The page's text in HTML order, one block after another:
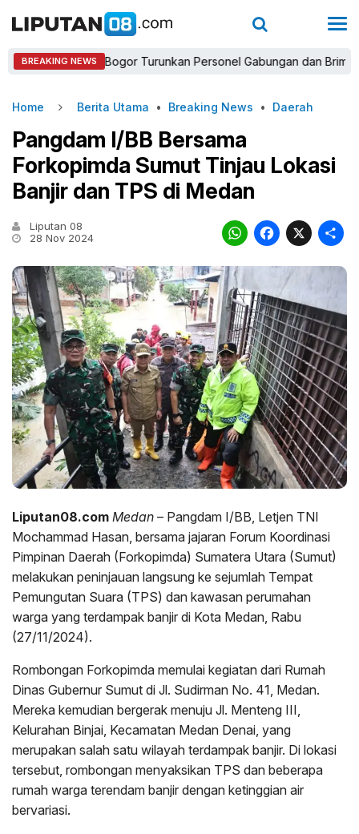
BREAKING NEWS
Kapolres Bogor Turunkan Personel Gabungan dan Brimob,
Home Berita Utama • Breaking News • Daerah
Pangdam I/BB Bersama
Forkopimda Sumut Tinjau Lokasi
Banjir dan TPS di Medan
Liputan 08
28 Nov 2024
X
Liputan08.com Medan – Pangdam I/BB, Letjen TNI
Mochammad Hasan, bersama jajaran Forum Koordinasi
Pimpinan Daerah (Forkopimda) Sumatera Utara (Sumut)
melakukan peninjauan langsung ke sejumlah Tempat
Pemungutan Suara (TPS) dan kawasan perumahan
warga yang terdampak banjir di Kota Medan, Rabu
(27/11/2024).
Rombongan Forkopimda memulai kegiatan dari Rumah
Dinas Gubernur Sumut di Jl. Sudirman No. 41, Medan.
Mereka kemudian bergerak menuju Jl. Menteng III,
Kelurahan Binjai, Kecamatan Medan Denai, yang
merupakan salah satu wilayah terdampak banjir. Di lokasi
tersebut, rombongan menyaksikan TPS dan beberapa
rumah warga terendam banjir dengan ketinggian air
bervariasi.